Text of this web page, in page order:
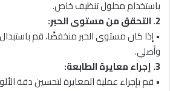
باستخدام محلول تنظيف خاص.
2. التحقق من مستوى الحبر:
• إذا كان مستوى الحبر منخفضًا، قم
وأصلي.
3. إجراء معايرة الطابعة:
• قم بإجراء عملية المعايرة لتحسين دقة